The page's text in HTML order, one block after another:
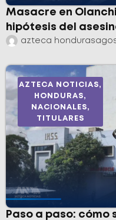
Masacre en
hipótesis del
azteca honduras
AZTECA NOTICIAS,
HONDURAS,
NACIONALES,
TITULARES
Paso a paso: